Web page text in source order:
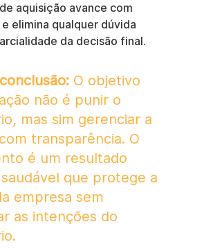
aquisição avance com
elimina qualquer dúvida
da decisão final.
O objetivo
não é punir o
mas sim gerenciar a
transparência. O
é um resultado
que protege a
empresa sem
as intenções do